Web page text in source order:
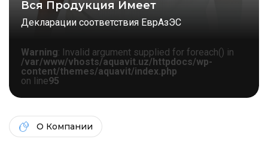
Вся Продукция Имеет
Декларации соответствия ЕврАзЭС
Warning: Invalid argument supplied for foreach() in
/var/www/vhosts/aquavit.uz/httpdocs/wp-
content/themes/aquavit/index.php
on line95
О Компании